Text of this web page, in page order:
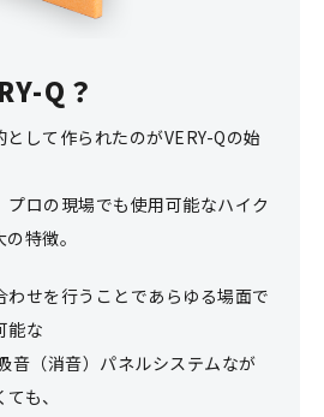
Q？
して作られたのがVERY-Qの始
ロの現場でも使用可能なハイク
特徴。
わせを行うことであらゆる場面で
能な
音（消音）パネルシステムなが
も、